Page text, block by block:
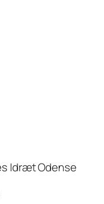
Idræt Odense